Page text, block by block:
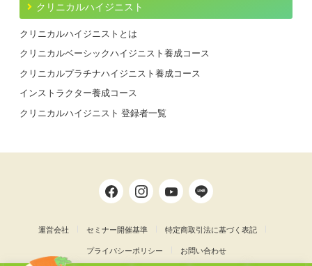
クリニカルハイジニスト
クリニカルハイジニストとは
クリニカルベーシックハイジニスト養成コース
クリニカルプラチナハイジニスト養成コース
インストラクター養成コース
クリニカルハイジニスト 登録者一覧
運営会社 セミナー開催基準 特定商取引法に基づく表記
プライバシーポリシー お問い合わせ